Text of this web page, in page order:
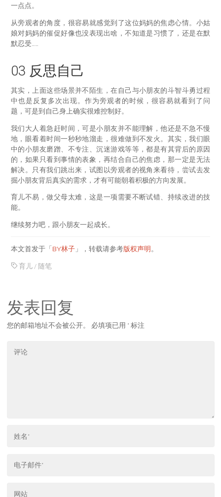
一点点。
从旁观者的角度，很容易就感觉到了这位妈妈的焦虑心情。小姑
娘对妈妈的催促好像也没表现出啥，不知道是习惯了，还是在默
默忍受……
03 反思自己
其实，上面这些场景并不陌生，在自己与小朋友的斗智斗勇过程
中也是反复多次出现。作为旁观者的时候，很容易就看到了问
题，可是到自己身上确实很难控制好。
我们大人着急赶时间，可是小朋友并不能理解，他还是不急不慢
地，眼看着时间一秒秒地溜走，很难做到不发火。其实，我们眼
中的小朋友磨蹭、不专注、沉迷游戏等等，都是有其背后的原因
的，如果只看到事情的表象，再结合自己的焦虑，那一定是无法
解决。只有我们跳出来，试图以旁观者的视角来看待，尝试去发
掘小朋友背后真实的需求，才有可能朝着积极的方向发展。
育儿不易，做父母太难，这是一项需要不断试错、持续改进的技
能。
继续努力吧，跟小朋友一起成长。
本文首发于「 BY林子」，转载请参考版权声明 。
育儿 / 随笔
发表回复
您的邮箱地址不会被公开。 必填项已用 * 标注